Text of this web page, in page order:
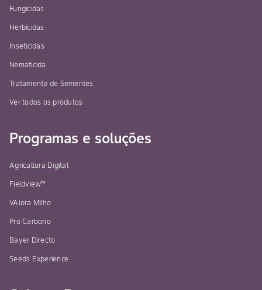
Fungicidas
Herbicidas
Inseticidas
Nematicida
Tratamento de Sementes
Ver todos os produtos
Programas e soluções
Agricultura Digital
Fieldview™
VAlora Milho
Pro Carbono
Bayer Directo
Seeds Experience